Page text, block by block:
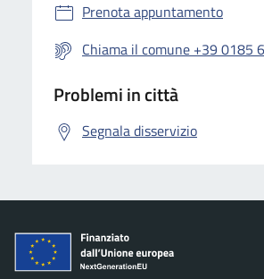
Prenota appuntamento
Chiama il comune +39 0185
Problemi in città
Segnala disservizio